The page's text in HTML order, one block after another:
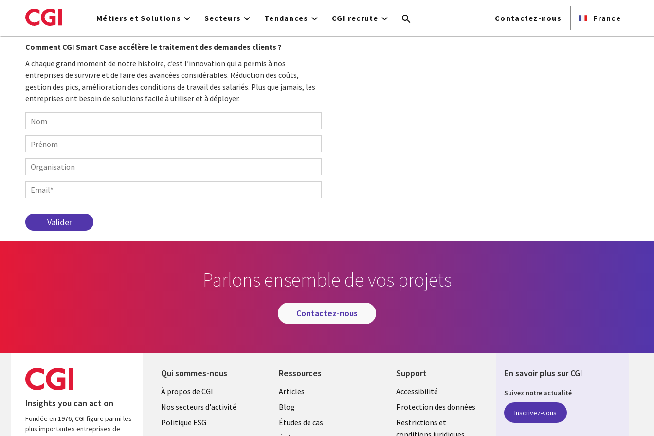
to
Métiers et Solutions Secteurs Tendances CGI recrute Contactez-nous France
Comment CGI Smart Case accélère le traitement des demandes clients ?
A chaque grand moment de notre histoire, c’est l’innovation qui a permis à nos
entreprises de survivre et de faire des avancées considérables. Réduction des coûts,
gestion des pics, amélioration des conditions de travail des salariés. Plus que jamais, les
entreprises ont besoin de solutions facile à utiliser et à déployer.
Nom
Prénom
Organisation
Email
Parlons ensemble de vos projets
contactez-nous
Insights you can act on
Fondée en 1976, CGI figure parmi les
plus importantes entreprises de
Qui sommes-nous
Useful
links
FRANCE
À propos de CGI
Nos secteurs d'activité
Politique ESG
Ressources
Library
Links
FRANCE
Articles
Blog
Études de cas
Support
Legal
FRANCE
Accessibilité
Protection des données
Restrictions et
conditions juridiques
En savoir plus sur CGI
Suivez notre actualité
Inscrivez-vous